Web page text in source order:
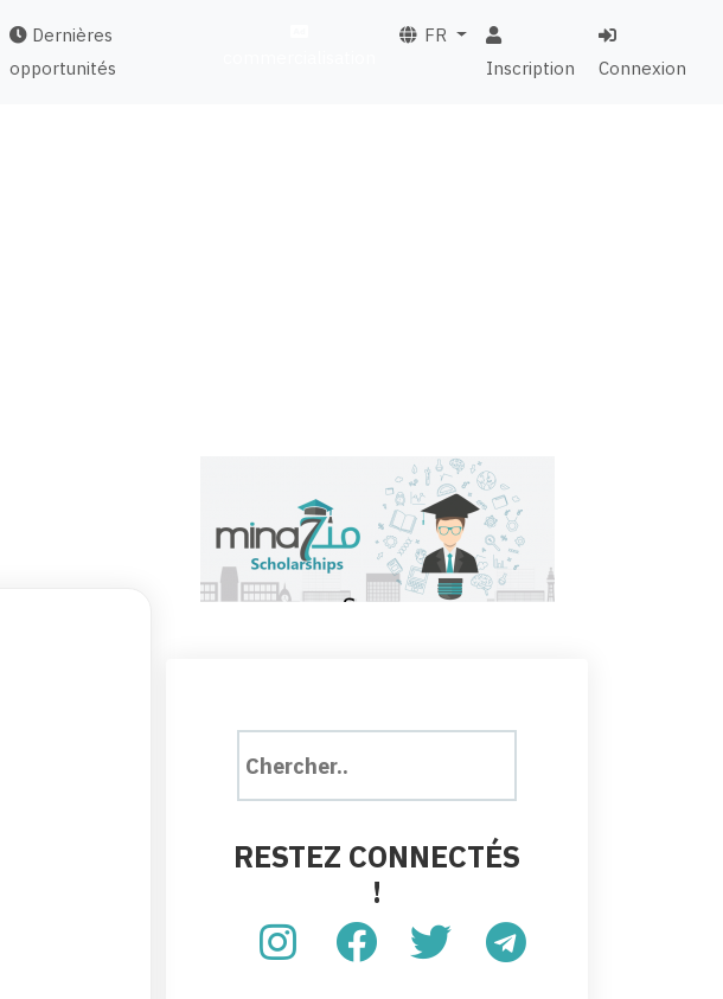
Dernières
opportunités
FR
Inscription
Connexion
RESTEZ CONNECTÉS
!